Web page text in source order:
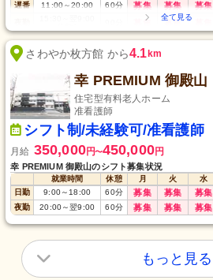
遅番 11:00～20:00 60分 募集 募集 募集
募集 募集
さわやか枚方館 から4.1km
幸 PREMIUM 御殿山
住宅型有料老人ホーム
准看護師
シフト制/未経験可/准看護師
月給 350,000円〜450,000円
幸 PREMIUM 御殿山のシフト募集状況
就業時間 休憩 月 火 水
日勤
9:00～ 18:00 60分 募集 募集 募集
夜勤 20:00～翌9:00 60分 募集 募集 募集
もっと見る